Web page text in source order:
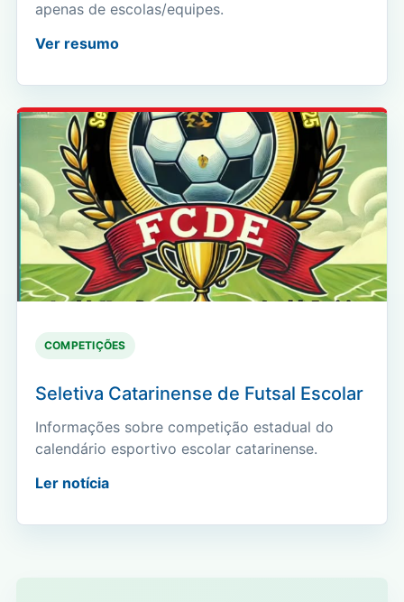
apenas de escolas/equipes.
Ver resumo
COMPETIÇÕES
Seletiva Catarinense de Futsal Escolar
Informações sobre competição estadual do
calendário esportivo escolar catarinense.
Ler notícia